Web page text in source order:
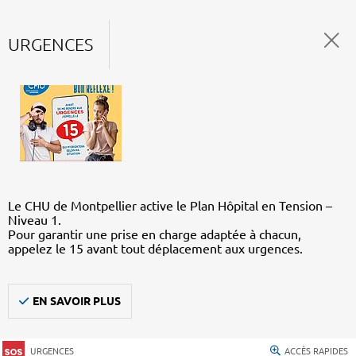
URGENCES
Le CHU de Montpellier active le Plan Hôpital en Tension –
Niveau 1.
Pour garantir une prise en charge adaptée à chacun,
appelez le 15 avant tout déplacement aux urgences.
EN SAVOIR PLUS
URGENCES ACCÈS RAPIDES